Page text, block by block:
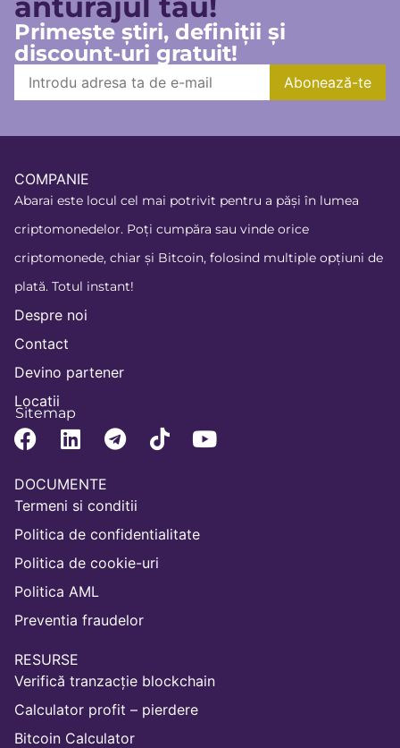
Primește știri, definiții și
discount-uri gratuit!
COMPANIE
Abarai este locul cel mai potrivit pentru a păși în lumea
criptomonedelor. Poți cumpăra sau vinde orice
criptomonede, chiar și Bitcoin, folosind multiple opțiuni de
plată. Totul instant!
Despre noi
Contact
Devino partener
Locatii
Sitemap
DOCUMENTE
Termeni si conditii
Politica de confidentialitate
Politica de cookie-uri
Politica AML
Preventia fraudelor
RESURSE
Verifică tranzacție blockchain
Calculator profit – pierdere
Bitcoin Calculator